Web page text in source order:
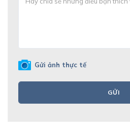
Gửi ảnh thực tế
GỬI